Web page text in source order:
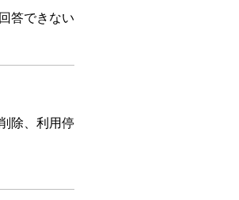
答できない
除、利用停